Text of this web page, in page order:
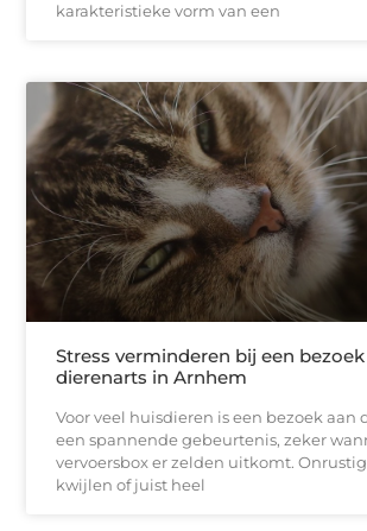
karakteristieke vorm van een
Stress verminderen bij een
dierenarts in Arnhem
Voor veel huisdieren is een bezoek aan
een spannende gebeurtenis, zeker
vervoersbox er zelden uitkomt.
kwijlen of juist heel